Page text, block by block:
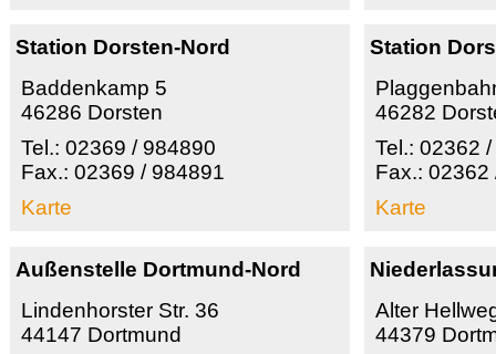
Station Dorsten-Nord
Baddenkamp 5
46286 Dorsten
Tel.: 02369 / 984890
Fax.: 02369 / 984891
Karte
Station
46282
Tel.: 02362
Fax.: 02362
Karte
Außenstelle Dortmund-Nord
Lindenhorster Str. 36
44147 Dortmund
Alter
44379